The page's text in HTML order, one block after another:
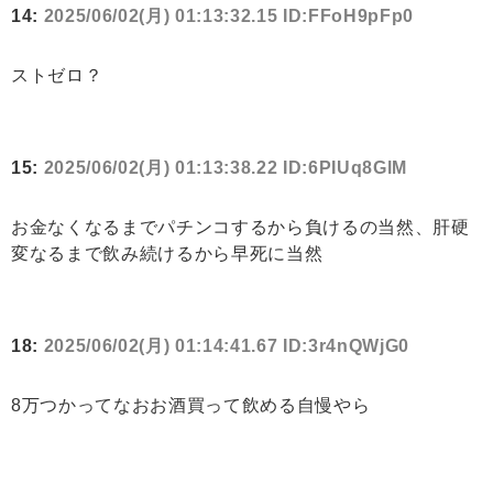
14: 2025/06/02(月) 01:13:32.15 ID:FFoH9pFp0
ストゼロ？
15: 2025/06/02(月) 01:13:38.22 ID:6PIUq8GlM
お金なくなるまでパチンコするから負けるの当然、肝硬
変なるまで飲み続けるから早死に当然
18: 2025/06/02(月) 01:14:41.67 ID:3r4nQWjG0
8万つかってなおお酒買って飲める自慢やら